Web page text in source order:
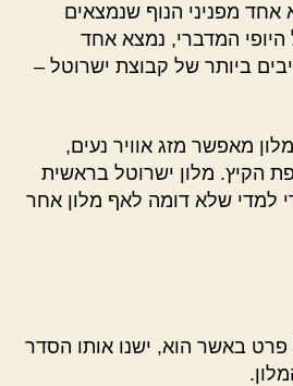
אחד מפניני הנוף שנמצאים
המדברי, נמצא אחד
ביותר של קבוצת ישרוטל –
מאפשר מזג אוויר נעים,
הקיץ. מלון ישרוטל בראשית
למדי שלא דומה לאף מלון אחר
פרט באשר הוא, ישנו אותו הסדר